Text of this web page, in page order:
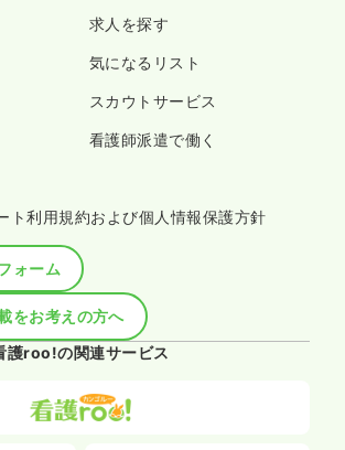
求人を探す
気になるリスト
スカウトサービス
看護師派遣で働く
ト利用規約および個人情報保護方針
ォーム
をお考えの方へ
護roo!の関連サービス